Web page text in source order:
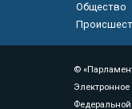
Общество
©
Электронное